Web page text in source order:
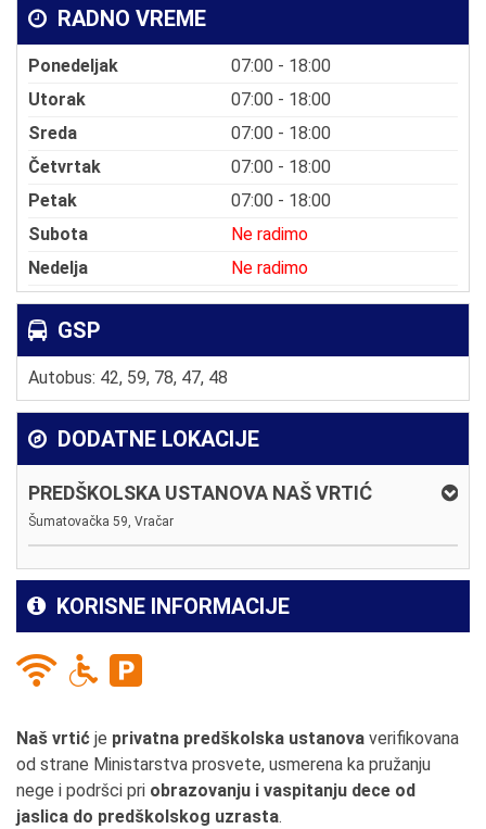
RADNO VREME
Ponedeljak
07:00 - 18:00
Utorak
07:00 - 18:00
Sreda
07:00 - 18:00
Četvrtak
07:00 - 18:00
Petak
07:00 - 18:00
Subota
Ne radimo
Nedelja
Ne radimo
GSP
Autobus: 42, 59, 78, 47, 48
DODATNE LOKACIJE
PREDŠKOLSKA USTANOVA NAŠ VRTIĆ
Šumatovačka 59, Vračar
KORISNE INFORMACIJE
Naš vrtić je privatna predškolska ustanova verifikovana
od strane Ministarstva prosvete, usmerena ka pružanju
nege i podršci pri obrazovanju i vaspitanju dece od
jaslica do predškolskog uzrasta.